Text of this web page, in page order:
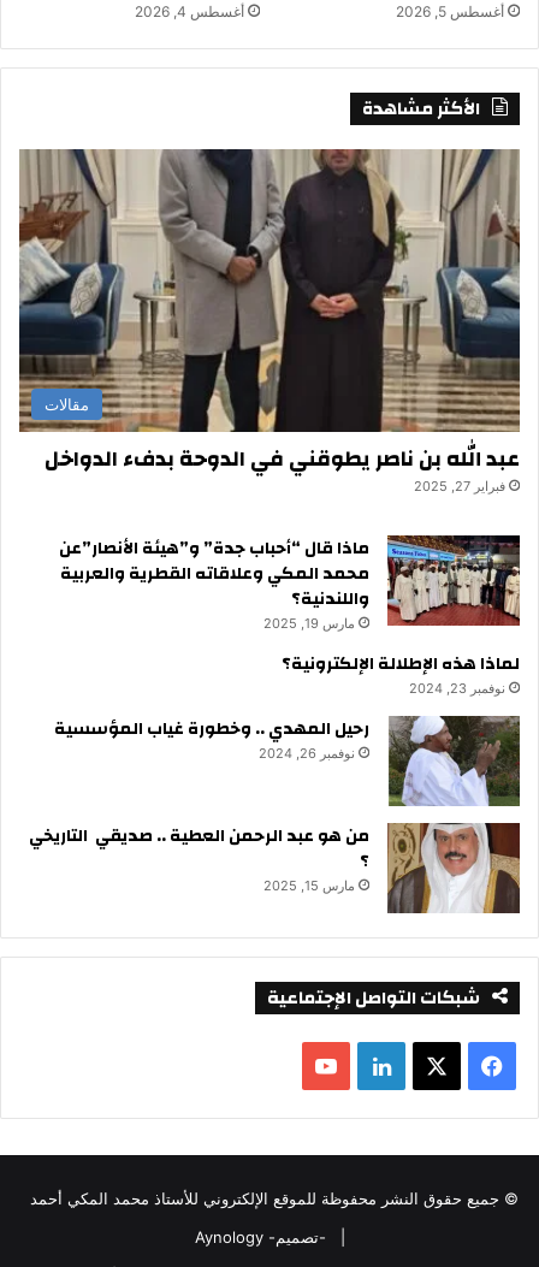
أغسطس 5, 2026 أغسطس 4, 2026
الأكثر مشاهدة
مقالات
عبد الله بن ناصر يطوقني في الدوحة بدفء الدواخل
فبراير 27, 2025
ماذا قال “أحباب جدة” و”هيئة الأنصار”عن
محمد المكي وعلاقاته القطرية والعربية
واللندنية؟
مارس 19, 2025
لماذا هذه الإطلالة الإلكترونية؟
نوفمبر 23, 2024
رحيل المهدي .. وخطورة غياب المؤسسية
نوفمبر 26, 2024
من هو عبد الرحمن العطية .. صديقي التاريخي
؟
مارس 15, 2025
شبكات التواصل الإجتماعية
ي
س
ب
X
ي
ن
ك
Y
o
u
© جميع حقوق النشر محفوظة للموقع الإلكتروني للأستاذ محمد المكي أحمد
-تصميم- Aynology